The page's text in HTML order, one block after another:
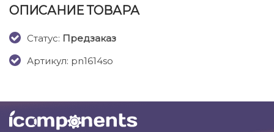
ОПИСАНИЕ ТОВАРА
Cтатус: Предзаказ
Артикул: pn1614so